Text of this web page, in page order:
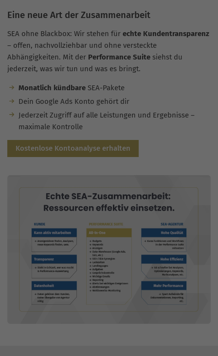
Eine neue Art der Zusammenarbeit
SEA ohne Blackbox: Wir stehen für echte Kundentransparenz
– offen, nachvollziehbar und ohne versteckte
Abhängigkeiten. Mit der Performance Suite siehst du
jederzeit, was wir tun und was es bringt.
Monatlich kündbareSEA-Pakete
Dein Google Ads Konto gehört dir
Jederzeit Zugriff auf alle Leistungen und Ergebnisse –
maximale Kontrolle
Kostenlose Kontoanalyse erhalten